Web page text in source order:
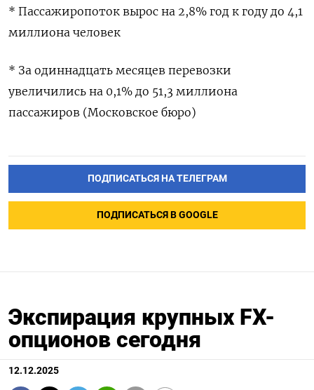
* Пассажиропоток вырос на 2,8% год к году до 4,1
миллиона человек
* За одиннадцать месяцев перевозки
увеличились на 0,1% до 51,3 миллиона
пассажиров (Московское бюро)
ПОДПИСАТЬСЯ НА ТЕЛЕГРАМ
ПОДПИСАТЬСЯ В GOOGLE
Экспирация крупных FX-
опционов сегодня
12.12.2025